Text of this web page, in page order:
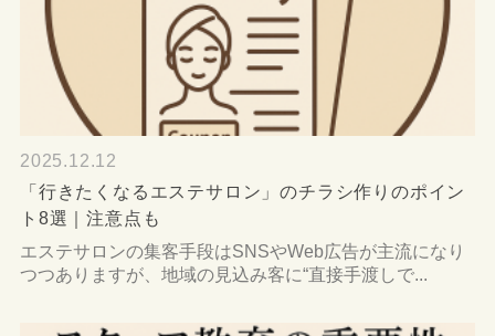
2025.12.12
「行きたくなるエステサロン」のチラシ作りのポイン
ト8選｜注意点も
エステサロンの集客手段はSNSやWeb広告が主流になり
つつありますが、地域の見込み客に“直接手渡しで...